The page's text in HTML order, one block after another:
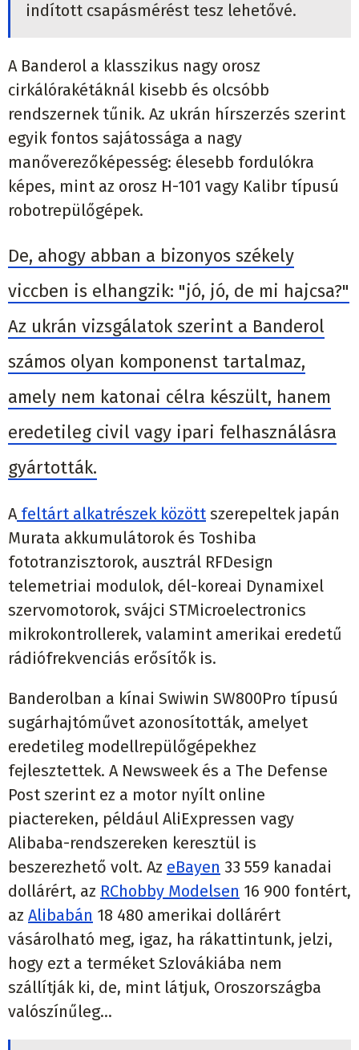
indított csapásmérést tesz lehetővé.
A Banderol a klasszikus nagy orosz
cirkálórakétáknál kisebb és olcsóbb
rendszernek tűnik. Az ukrán hírszerzés szerint
egyik fontos sajátossága a nagy
manőverezőképesség: élesebb fordulókra
képes, mint az orosz H-101 vagy Kalibr típusú
robotrepülőgépek.
De, ahogy abban a bizonyos székely
viccben is elhangzik: "jó, jó, de mi hajcsa?"
Az ukrán vizsgálatok szerint a Banderol
számos olyan komponenst tartalmaz,
amely nem katonai célra készült, hanem
eredetileg civil vagy ipari felhasználásra
gyártották.
Afeltárt alkatrészek közöttszerepeltek japán
Murata akkumulátorok és Toshiba
fototranzisztorok, ausztrál RFDesign
telemetriai modulok, dél-koreai Dynamixel
szervomotorok, svájci STMicroelectronics
mikrokontrollerek, valamint amerikai eredetű
rádiófrekvenciás erősítők is.
Banderolban a kínai Swiwin SW800Pro típusú
sugárhajtóművet azonosították, amelyet
eredetileg modellrepülőgépekhez
fejlesztettek. A Newsweek és a The Defense
Post szerint ez a motor nyílt online
piactereken, például AliExpressen vagy
Alibaba-rendszereken keresztül is
beszerezhető volt. Az eBayen 33 559 kanadai
dollárért, az RChobby Modelsen 16 900 fontért,
az Alibabán 18 480 amerikai dollárért
vásárolható meg, igaz, ha rákattintunk, jelzi,
hogy ezt a terméket Szlovákiába nem
szállítják ki, de, mint látjuk, Oroszországba
valószínűleg...